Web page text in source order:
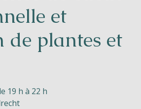
Contact
FR NL EN
et
de plantes et
19 h à 22 h